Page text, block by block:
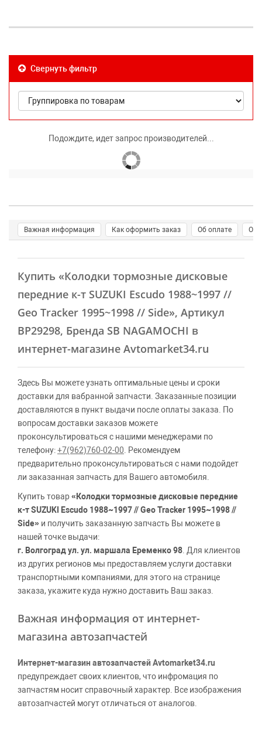
Свернуть фильтр
Подождите, идет запрос производителей...
Важная информация Как оформить заказ Об оплате О
Купить «Колодки тормозные дисковые
передние к-т SUZUKI Escudo 1988~1997 //
Geo Tracker 1995~1998 // Side», Артикул
BP29298, Бренда SB NAGAMOCHI в
интернет-магазине Avtomarket34.ru
Здесь Вы можете узнать оптимальные цены и сроки
доставки для вабранной запчасти. Заказанные позиции
доставляются в пункт выдачи после оплаты заказа. По
вопросам доставки заказов можете
проконсультироваться с нашими менеджерами по
телефону:+7(962)760-02-00 . Рекомендуем
предварительно проконсультироваться с нами подойдет
ли заказанная запчасть для Вашего автомобиля.
Купить товар«Колодки тормозные дисковые передние
к-т SUZUKI Escudo 1988~1997 // Geo Tracker 1995~1998 //
Side» и получить заказанную запчасть Вы можете в
нашей точке выдачи:
г. Волгоград ул. ул. маршала Еременко 98 . Для клиентов
из других регионов мы предоставляем услуги доставки
транспортными компаниями, для этого на странице
заказа, укажите куда нужно доставить Ваш заказ.
Важная информация от интернет-
магазина автозапчастей
Интернет-магазин автозапчастей Avtomarket34.ru
предупреждает своих клиентов, что инфромация по
запчастям носит справочный характер. Все изображения
автозапчастей могут отличаться от аналогов.